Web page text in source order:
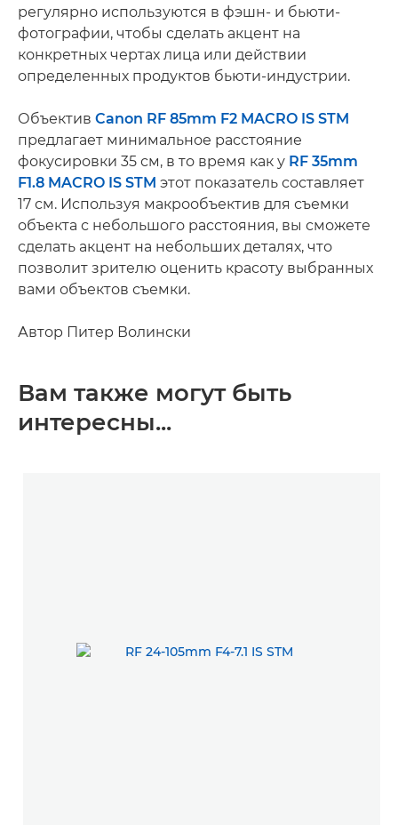
регулярно используются в фэшн- и бьюти-
фотографии, чтобы сделать акцент на
конкретных чертах лица или действии
определенных продуктов бьюти-индустрии.
Объектив Canon RF 85mm F2 MACRO IS STM
предлагает минимальное расстояние
фокусировки 35 см, в то время как у RF 35mm
F1.8 MACRO IS STM этот показатель составляет
17 см. Используя макрообъектив для съемки
объекта с небольшого расстояния, вы сможете
сделать акцент на небольших деталях, что
позволит зрителю оценить красоту выбранных
вами объектов съемки.
Автор Питер Волински
Вам также могут быть
интересны...